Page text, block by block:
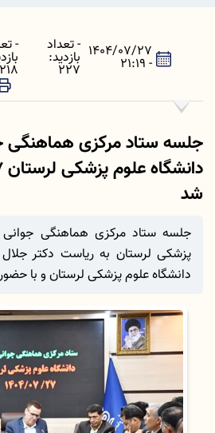
1404/07/27
- 21:19
- تعداد
بازدید:
227
-
218
جلسه ستاد مرکزی
شد
جلسه ستاد مرکزی هماهنگی
پزشکی لرستان به ریاست دکتر
دانشگاه علوم پزشکی لرستان و با